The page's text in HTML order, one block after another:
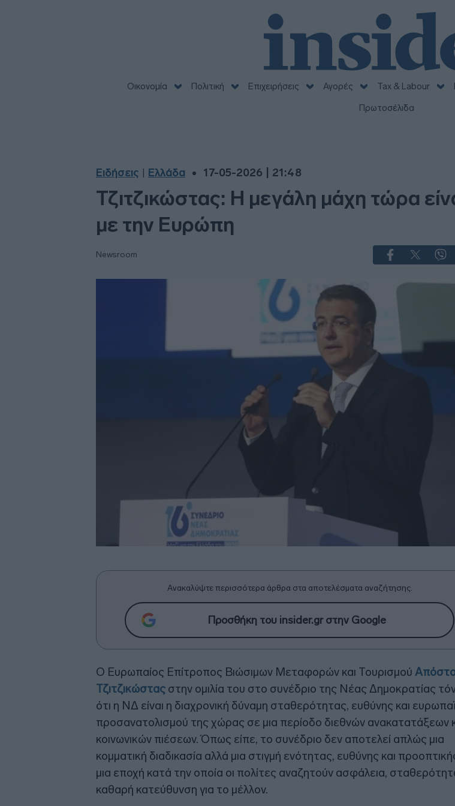
Οικονομία Πολιτική Επιχειρήσεις Αγορές Tax & Labour
Πρωτοσέλιδα
Ειδήσεις Ελλάδα 17-05-2026 | 21:48
Τζιτζικώστας: Η μεγάλη μάχη τώρα
με την Ευρώπη
Newsroom
Ανακαλύψτε περισσότερα άρθρα στα αποτελέσματα αναζήτησης.
Προσθήκη του insider.gr στην Google
Ο Ευρωπαίος Επίτροπος Βιώσιμων Μεταφορών και Τουρισμού
Τζιτζικώστας στην ομιλία του στο συνέδριο της Νέας Δημοκρατίας
ότι η ΝΔ είναι η διαχρονική δύναμη σταθερότητας, ευθύνης και
προσανατολισμού της χώρας σε μια περίοδο διεθνών ανακατατάξεων
κοινωνικών πιέσεων. Όπως είπε, το συνέδριο δεν αποτελεί απλώς μια
κομματική διαδικασία αλλά μια στιγμή ενότητας, ευθύνης και
μια εποχή κατά την οποία οι πολίτες αναζητούν ασφάλεια,
καθαρή κατεύθυνση για το μέλλον.